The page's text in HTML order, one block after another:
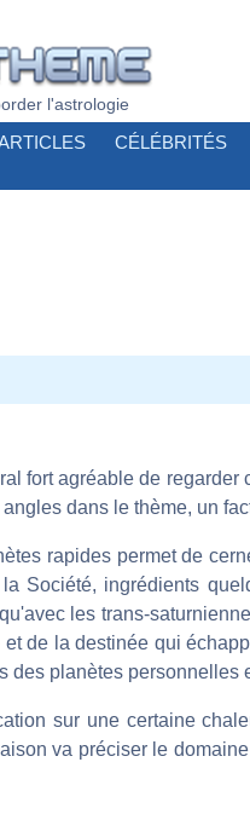
l'astrologie
CÉLÉBRITÉS
fort agréable de regarder
dans le thème, un
rapides permet de
Société, ingrédients
les trans-
de la destinée qui
des planètes personnelles
sur une certaine
va préciser le